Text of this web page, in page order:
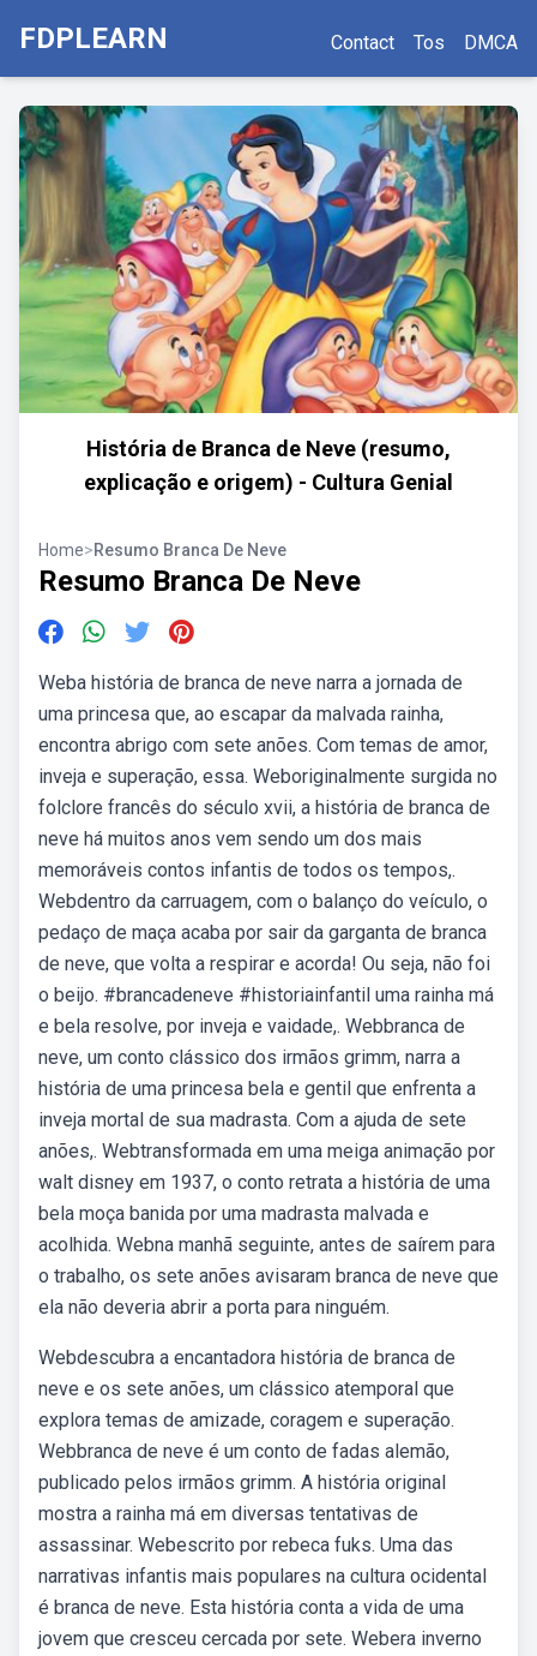
FDPLEARN Contact Tos DMCA
História de Branca de Neve (resumo,
explicação e origem) - Cultura Genial
Home>Resumo Branca De Neve
Resumo Branca De Neve
Weba história de branca de neve narra a jornada de
uma princesa que, ao escapar da malvada rainha,
encontra abrigo com sete anões. Com temas de amor,
inveja e superação, essa. Weboriginalmente surgida no
folclore francês do século xvii, a história de branca de
neve há muitos anos vem sendo um dos mais
memoráveis contos infantis de todos os tempos,.
Webdentro da carruagem, com o balanço do veículo, o
pedaço de maça acaba por sair da garganta de branca
de neve, que volta a respirar e acorda! Ou seja, não foi
o beijo. #brancadeneve #historiainfantil uma rainha má
e bela resolve, por inveja e vaidade,. Webbranca de
neve, um conto clássico dos irmãos grimm, narra a
história de uma princesa bela e gentil que enfrenta a
inveja mortal de sua madrasta. Com a ajuda de sete
anões,. Webtransformada em uma meiga animação por
walt disney em 1937, o conto retrata a história de uma
bela moça banida por uma madrasta malvada e
acolhida. Webna manhã seguinte, antes de saírem para
o trabalho, os sete anões avisaram branca de neve que
ela não deveria abrir a porta para ninguém.
Webdescubra a encantadora história de branca de
neve e os sete anões, um clássico atemporal que
explora temas de amizade, coragem e superação.
Webbranca de neve é um conto de fadas alemão,
publicado pelos irmãos grimm. A história original
mostra a rainha má em diversas tentativas de
assassinar. Webescrito por rebeca fuks. Uma das
narrativas infantis mais populares na cultura ocidental
é branca de neve. Esta história conta a vida de uma
jovem que cresceu cercada por sete. Webera inverno